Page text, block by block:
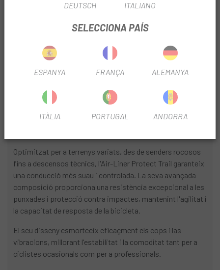
INFORMACIÓ SOBRE ANTIPUNXADES VITTORIA
TEMPORADA
Optimitzat per a terrenys variats, des de senders rocosos
fins a descensos tècnics, l'Air-Liner Protect Trail garanteix
una conducció més suau i controlada. La seva avançada
composició proporciona una resistència excepcional a les
punxades i protecció contra impactes, mantenint l'agilitat i
la capacitat de resposta de la bicicleta.
El seu disseny esmorteeix eficaçment els cops i las
vibracions, millorant l'estabilitat i la comoditat tant per a
ciclistes ocasionals com per a professionals.
DEUTSCH ITALIANO
SELECCIONA PAÍS
ESPANYA FRANÇA ALEMANYA
ITÀLIA PORTUGAL ANDORRA